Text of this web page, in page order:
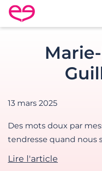
Rencontre en France
13 mars 2025
Des mots doux par
tendresse quand nous
Lire l'article